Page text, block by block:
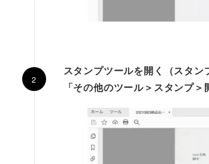
スタンプツールを開く（スタン
「その他のツール＞スタンプ